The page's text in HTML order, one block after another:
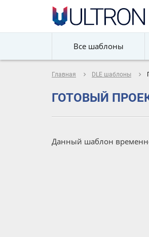
Все шаблоны
Главная navigate_next DLE шаблоны navigate_next
ГОТОВЫЙ
Данный шаблон